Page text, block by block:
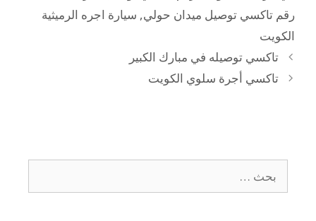
رقم تاكسي توصيل ميدان حولي, سيارة اجره الرميثية
الكويت
تاكسي توصيله في مبارك الكبير
تاكسي أجرة سلوي الكويت